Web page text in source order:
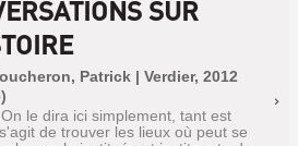
SUR
Patrick | Verdier, 2012
le dira ici simplement, tant est
de trouver les lieux où peut se